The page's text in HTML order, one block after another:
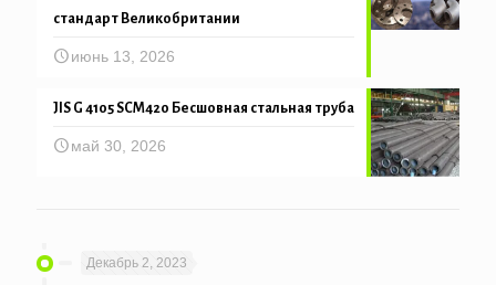
стандарт Великобритании
июнь 13, 2026
JIS G 4105 SCM420 Бесшовная стальная труба
май 30, 2026
Декабрь 2, 2023